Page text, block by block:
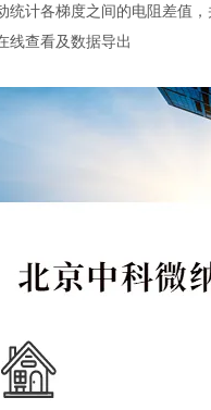
统计各梯度之间的电阻差值
线查看及数据导出